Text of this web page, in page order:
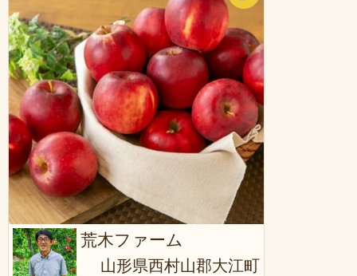
荒木ファーム
山形県西村山郡大江町